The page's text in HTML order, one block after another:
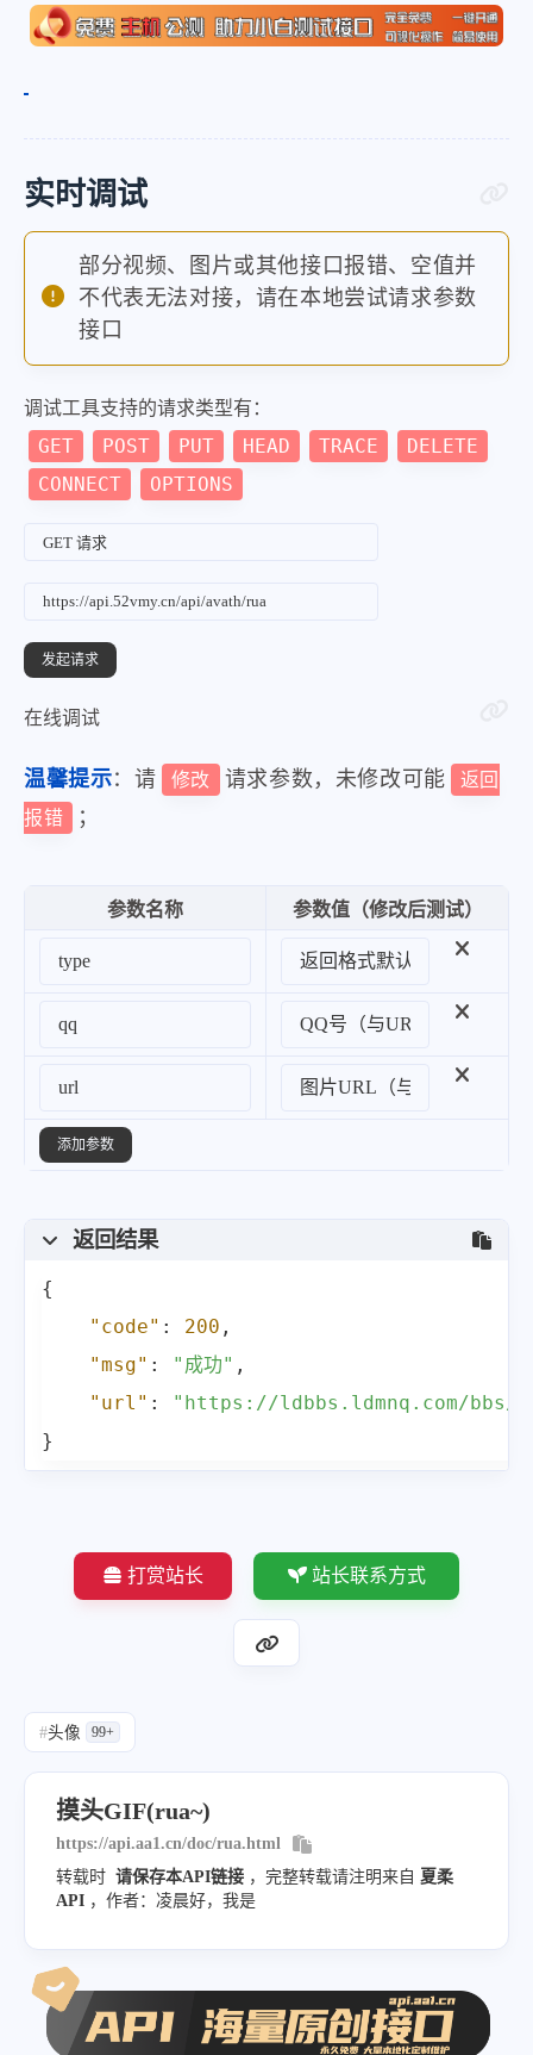
实时调试
部分视频、图片或其他接口报错、空值并
不代表无法对接，请在本地尝试请求参数
接口
调试工具支持的请求类型有：
GET POST PUT HEAD TRACE
DELETE
CONNECT
OPTIONS
在线调试
温馨提示：请 修改 请求参数，未修改可能
返回
报错
；
参数名称 参数值（修改后测试）
添加参数
返回结果
{
"code" : 200 ,
"msg" : "成功" ,
"url" :
"https://ldbbs.ldmnq.com/bbs/
}
打赏站长 站长联系方式
#头像 99+
摸头GIF(rua~)
https://api.aa1.cn/doc/rua.html
转载时 请保存本API链接 ，完整转载请注明来自 夏柔
API ，作者：凌晨好，我是